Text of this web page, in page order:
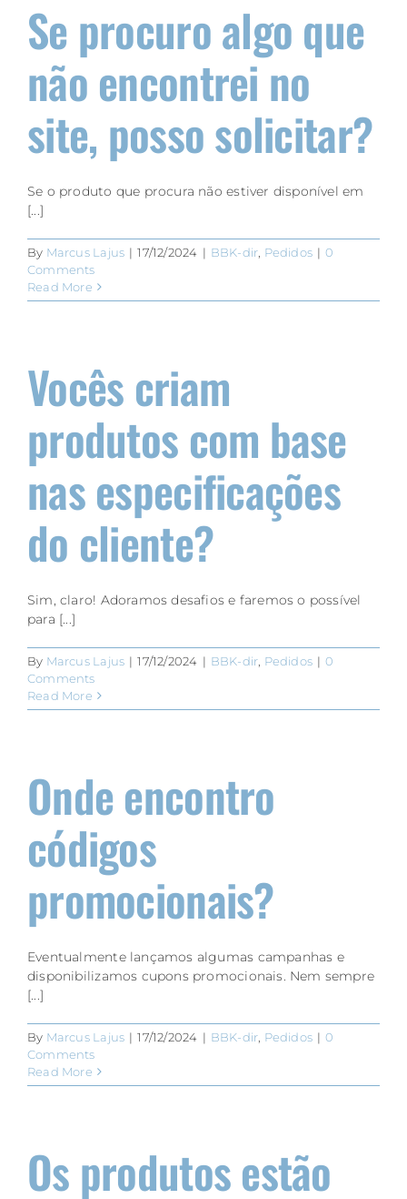
Se procuro algo que
não encontrei no
site, posso solicitar?
Se o produto que procura não estiver disponível em
[...]
By Marcus Lajus | 17/12/2024 | BBK-dir Pedidos | 0
Comments
Read More
Vocês criam
produtos com base
nas especificações
do cliente?
Sim, claro! Adoramos desafios e faremos o possível
para [...]
By Marcus Lajus | 17/12/2024 | BBK-dir Pedidos | 0
Comments
Read More
Onde encontro
códigos
promocionais?
Eventualmente lançamos algumas campanhas e
disponibilizamos cupons promocionais. Nem sempre
[...]
By Marcus Lajus | 17/12/2024 | BBK-dir Pedidos | 0
Comments
Read More
Os produtos estão